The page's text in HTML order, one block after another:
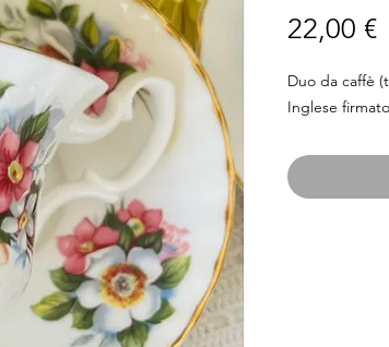
22,00 €
Duo da caffè
Inglese